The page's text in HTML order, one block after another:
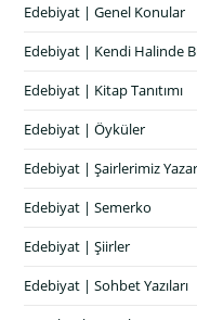
Edebiyat | Genel Konular
Edebiyat | Kendi Halinde
Edebiyat | Kitap Tanıtımı
Edebiyat | Öyküler
Edebiyat | Şairlerimiz
Edebiyat | Semerko
Edebiyat | Şiirler
Edebiyat | Sohbet Yazıları